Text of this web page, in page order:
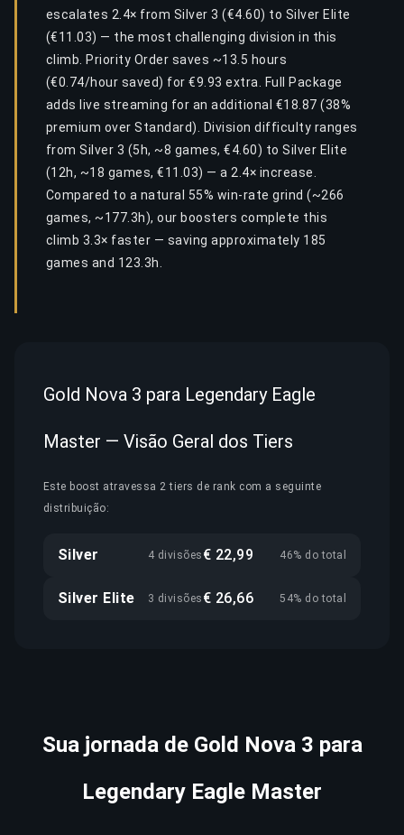
escalates 2.4× from Silver 3 (€4.60) to Silver Elite
(€11.03) — the most challenging division in this
climb. Priority Order saves ~13.5 hours
(€0.74/hour saved) for €9.93 extra. Full Package
adds live streaming for an additional €18.87 (38%
premium over Standard). Division difficulty ranges
from Silver 3 (5h, ~8 games, €4.60) to Silver Elite
(12h, ~18 games, €11.03) — a 2.4× increase.
Compared to a natural 55% win-rate grind (~266
games, ~177.3h), our boosters complete this
climb 3.3× faster — saving approximately 185
games and 123.3h.
Gold Nova 3 para Legendary Eagle
Master — Visão Geral dos Tiers
Este boost atravessa 2 tiers de rank com a seguinte
distribuição:
Silver 4 divisões € 22,99 46% do total
Silver Elite 3 divisões € 26,66 54% do total
Sua jornada de Gold Nova 3 para
Legendary Eagle Master